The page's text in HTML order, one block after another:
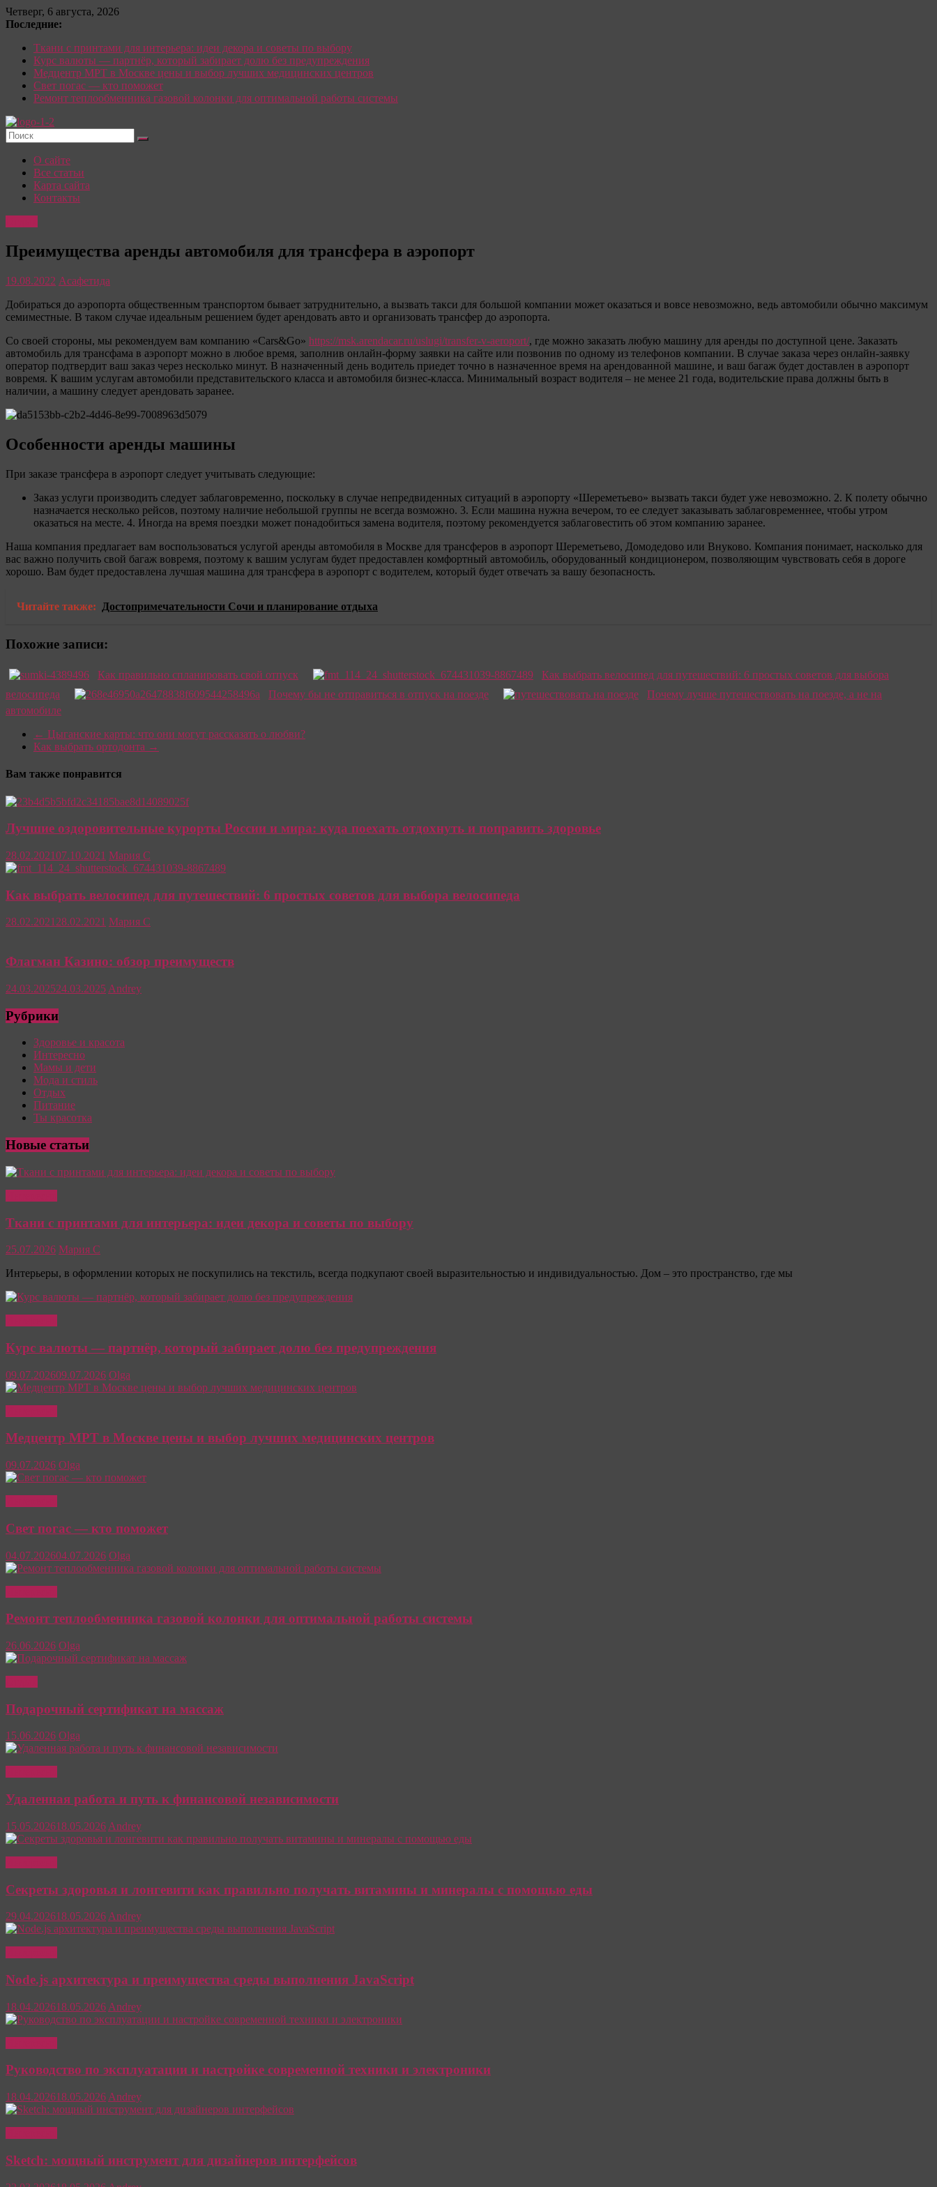
Перейти
к
Четверг, 6 августа, 2026
Последние:
Ткани с принтами для интерьера: идеи декора и советы по выбору
Курс валюты — партнёр, который забирает долю без предупреждения
Медцентр МРТ в Москве цены и выбор лучших медицинских центров
Свет погас — кто поможет
Ремонт теплообменника газовой колонки для оптимальной работы системы
Красотка:
женский
сайт
Моде,
стиле
и
красоте:
полезные
для
женщины
О сайте
Все статьи
Карта сайта
Контакты
Преимущества аренды автомобиля для трансфера в аэропорт
19.08.2022 Асафетида
Добираться до аэропорта общественным транспортом бывает затруднительно, а вызвать такси для большой компании может оказаться и вовсе невозможно, ведь автомобили обычно максимум
семиместные. В таком случае идеальным решением будет арендовать авто и организовать трансфер до аэропорта.
Со своей стороны, мы рекомендуем вам компанию «Cars&Go» https://msk.arendacar.ru/uslugi/transfer-v-aeroport/, где можно заказать любую машину для аренды по доступной цене. Заказать
автомобиль для трансфама в аэропорт можно в любое время, заполнив онлайн-форму заявки на сайте или позвонив по одному из телефонов компании. В случае заказа через онлайн-заявку
оператор подтвердит ваш заказ через несколько минут. В назначенный день водитель приедет точно в назначенное время на арендованной машине, и ваш багаж будет доставлен в аэропорт
вовремя. К вашим услугам автомобили представительского класса и автомобиля бизнес-класса. Минимальный возраст водителя – не менее 21 года, водительские права должны быть в
наличии, а машину следует арендовать заранее.
Особенности аренды машины
При заказе трансфера в аэропорт следует учитывать следующие:
Заказ услуги производить следует заблаговременно, поскольку в случае непредвиденных ситуаций в аэропорту «Шереметьево» вызвать такси будет уже невозможно. 2. К полету обычно
назначается несколько рейсов, поэтому наличие небольшой группы не всегда возможно. 3. Если машина нужна вечером, то ее следует заказывать заблаговременнее, чтобы утром
оказаться на месте. 4. Иногда на время поездки может понадобиться замена водителя, поэтому рекомендуется заблаговестить об этом компанию заранее.
Наша компания предлагает вам воспользоваться услугой аренды автомобиля в Москве для трансферов в аэропорт Шереметьево, Домодедово или Внуково. Компания понимает, насколько для
вас важно получить свой багаж вовремя, поэтому к вашим услугам будет предоставлен комфортный автомобиль, оборудованный кондиционером, позволяющим чувствовать себя в дороге
хорошо. Вам будет предоставлена лучшая машина для трансфера в аэропорт с водителем, который будет отвечать за вашу безопасность.
Читайте также: Достопримечательности Сочи и планирование отдыха
Похожие записи:
Как правильно спланировать свой отпуск
Как выбрать велосипед для путешествий: 6 простых советов для выбора
велосипеда
Почему бы не отправиться в отпуск на поезде
Почему лучше путешествовать на поезде, а не на
автомобиле
← Цыганские карты: что они могут рассказать о любви?
Как выбрать ортодонта →
Вам также понравится
Лучшие оздоровительные курорты России и мира: куда поехать отдохнуть и поправить здоровье
28.02.202107.10.2021 Мария С
Как выбрать велосипед для путешествий: 6 простых советов для выбора велосипеда
28.02.202128.02.2021 Мария С
Флагман Казино: обзор преимуществ
24.03.202524.03.2025 Andrey
Рубрики
Здоровье и красота
Интересно
Мамы и дети
Мода и стиль
Отдых
Питание
Ты красотка
Новые статьи
Ткани с принтами для интерьера: идеи декора и советы по выбору
25.07.2026 Мария С
Интерьеры, в оформлении которых не поскупились на текстиль, всегда подкупают своей выразительностью и индивидуальностью. Дом – это пространство, где мы
Курс валюты — партнёр, который забирает долю без предупреждения
09.07.202609.07.2026 Olga
Медцентр МРТ в Москве цены и выбор лучших медицинских центров
09.07.2026 Olga
Свет погас — кто поможет
04.07.202604.07.2026 Olga
Ремонт теплообменника газовой колонки для оптимальной работы системы
26.06.2026 Olga
Подарочный сертификат на массаж
15.06.2026 Olga
Удаленная работа и путь к финансовой независимости
15.05.202618.05.2026 Andrey
Секреты здоровья и лонгевити как правильно получать витамины и минералы с помощью еды
29.04.202618.05.2026 Andrey
Node.js архитектура и преимущества среды выполнения JavaScript
18.04.202618.05.2026 Andrey
Руководство по эксплуатации и настройке современной техники и электроники
18.04.202618.05.2026 Andrey
Sketch: мощный инструмент для дизайнеров интерфейсов